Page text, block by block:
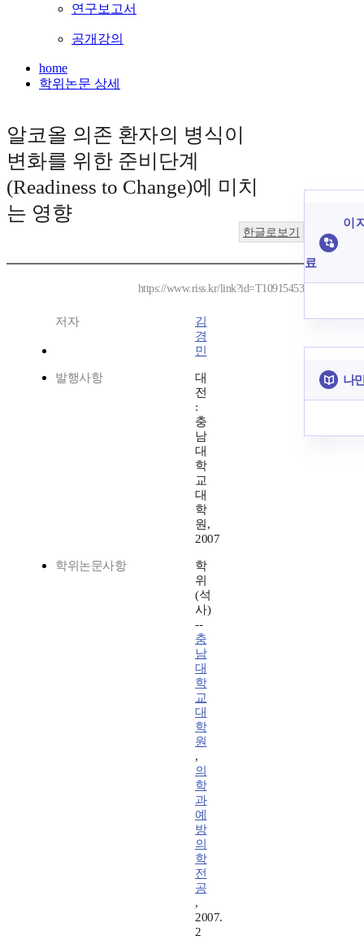
연구보고서
공개강의
home
학위논문 상세
알코올 의존 환자의 병식이
변화를 위한 준비단계
(Readiness to Change)에 미치
는 영향
한글로보기
https://www.riss.kr/link?id=T10915453
저자
김
경
민
발행사항
대
전
:
충
남
대
학
교
대
학
원,
2007
학위논문사항
학
위
(석
사)
--
충
남
대
학
교
대
학
원
,
의
학
과
예
방
의
학
전
공
,
2007.
2
이
료
나